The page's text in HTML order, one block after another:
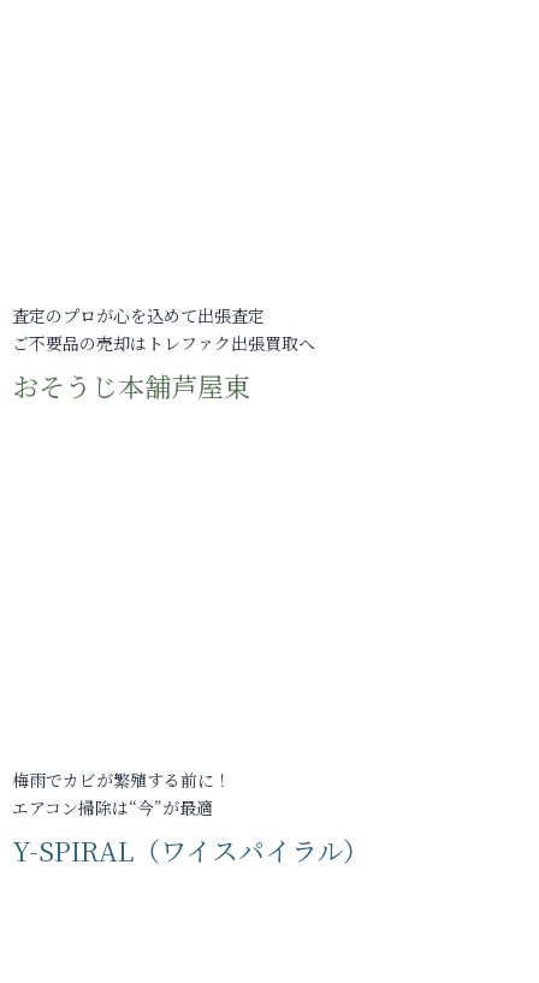
査定のプロが心を込めて出張査定
ご不要品の売却はトレファク出張買取へ
おそうじ本舗芦屋東
梅雨でカビが繁殖する前に！
エアコン掃除は“今”が最適
Y-SPIRAL（ワイスパイラル）